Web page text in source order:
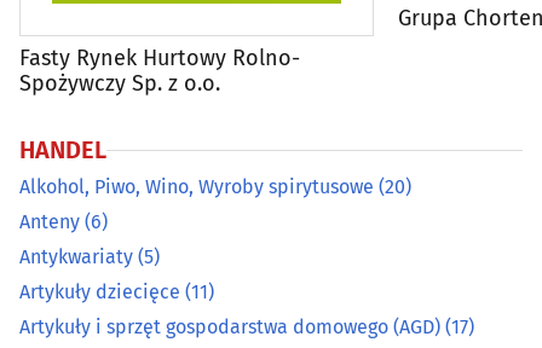
Biurowe urządzenia i papiernicze artykuły - detal(24)
Broń(2)
Centra handlowe
Ceramika ozdobna i użytkowa(5)
Chemia gospodarcza
Cukiernie, ciastkarnie, cukiernicze wyroby (27)
Fasty Rynek Hurtowy Rolno-
Spożywczy Sp. z o.o.
Grupa
HANDEL
Alkohol, Piwo, Wino, Wyroby spirytusowe (20)
Anteny (6)
Antykwariaty (5)
Artykuły dziecięce (11)
Artykuły i sprzęt gospodarstwa domowego (AGD) (17)